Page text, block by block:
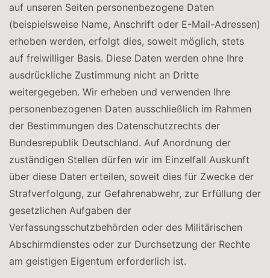
auf unseren Seiten personenbezogene Daten
(beispielsweise Name, Anschrift oder E-Mail-Adressen)
erhoben werden, erfolgt dies, soweit möglich, stets
auf freiwilliger Basis. Diese Daten werden ohne Ihre
ausdrückliche Zustimmung nicht an Dritte
weitergegeben. Wir erheben und verwenden Ihre
personenbezogenen Daten ausschließlich im Rahmen
der Bestimmungen des Datenschutzrechts der
Bundesrepublik Deutschland. Auf Anordnung der
zuständigen Stellen dürfen wir im Einzelfall Auskunft
über diese Daten erteilen, soweit dies für Zwecke der
Strafverfolgung, zur Gefahrenabwehr, zur Erfüllung der
gesetzlichen Aufgaben der
Verfassungsschutzbehörden oder des Militärischen
Abschirmdienstes oder zur Durchsetzung der Rechte
am geistigen Eigentum erforderlich ist.